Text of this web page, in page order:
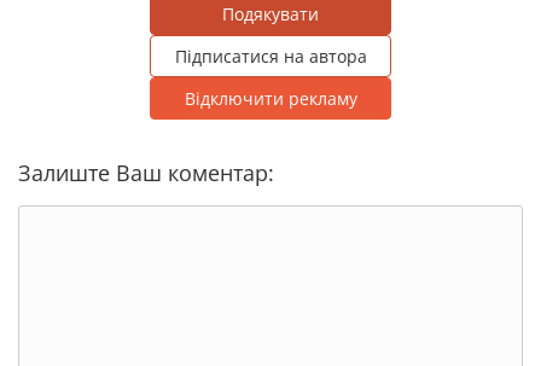
Подякувати
Підписатися на автора
Відключити рекламу
Залиште Ваш коментар: